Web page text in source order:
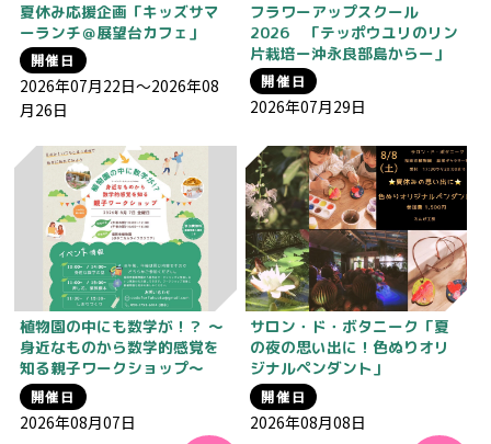
夏休み応援企画「キッズサマ
ーランチ＠展望台カフェ」
開催日
2026年07月22日～2026年08
月26日
フラワーアップスクール
2026 「テッポウユリのリン
片栽培ー沖永良部島からー」
開催日
2026年07月29日
植物園の中にも数学が！？ 〜
身近なものから数学的感覚を
知る親子ワークショップ〜
開催日
2026年08月07日
サロン・ド・ボタニーク「夏
の夜の思い出に！色ぬりオリ
ジナルペンダント」
開催日
2026年08月08日